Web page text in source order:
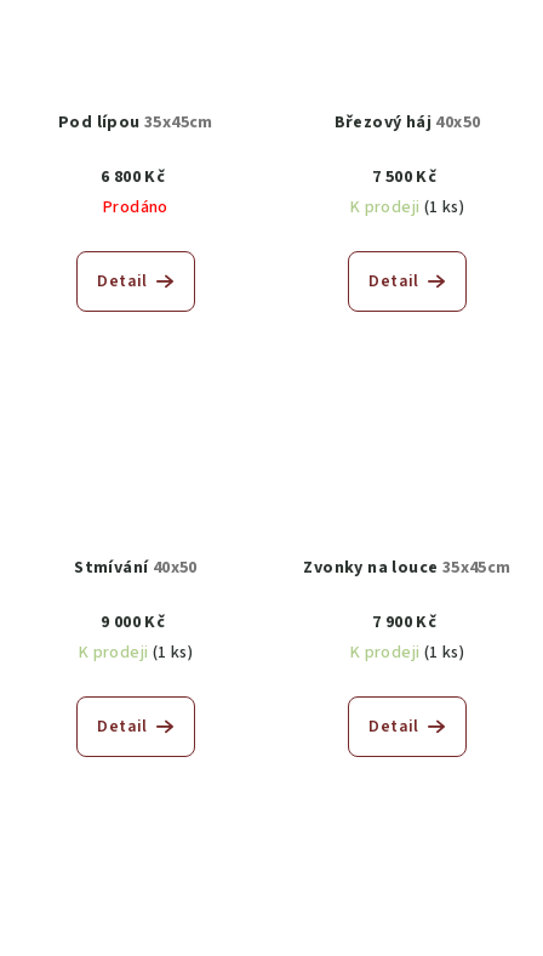
Pod lípou35x45cm
6 800 Kč
Prodáno
Detail
Březový háj 40x50
7 500 Kč
K prodeji (1 ks)
Detail
Stmívání 40x50
9 000 Kč
K prodeji (1 ks)
Detail
Zvonky na louce 35x45cm
7 900 Kč
K prodeji (1 ks)
Detail